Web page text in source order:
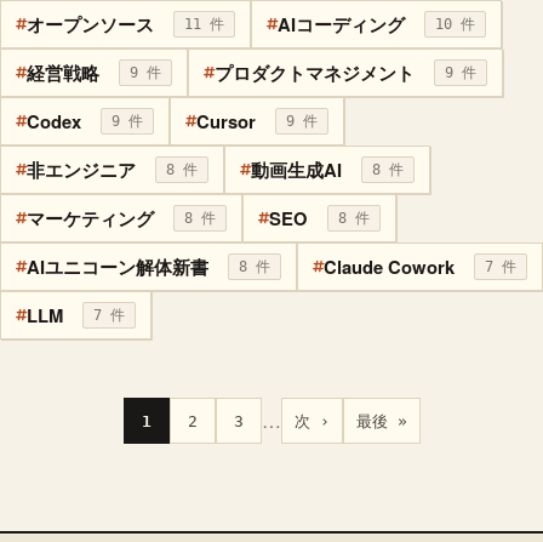
オープンソース 11 件 AIコーディング 10 件
経営戦略 9 件 プロダクトマネジメント 9 件
Codex 9 件 Cursor 9 件
非エンジニア 8 件 動画生成AI 8 件
マーケティング 8 件 SEO 8 件
AIユニコーン解体新書 8 件 Claude Cowork 7 件
LLM 7 件
1 2 3 … 次 › 最後 »